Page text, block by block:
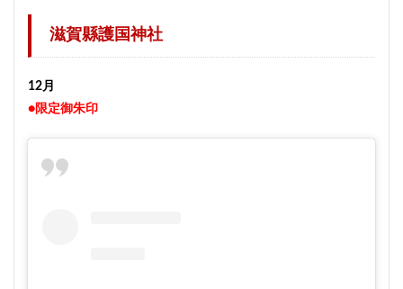
滋賀縣護国神社
12月
●限定御朱印